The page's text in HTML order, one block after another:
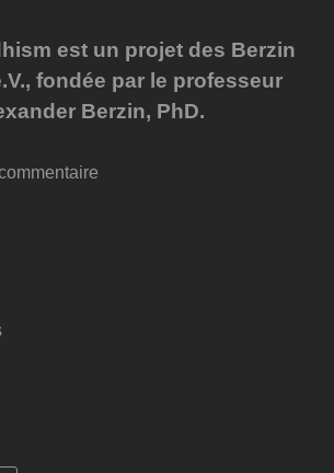
est un projet des Berzin
fondée par le professeur
Berzin, PhD.